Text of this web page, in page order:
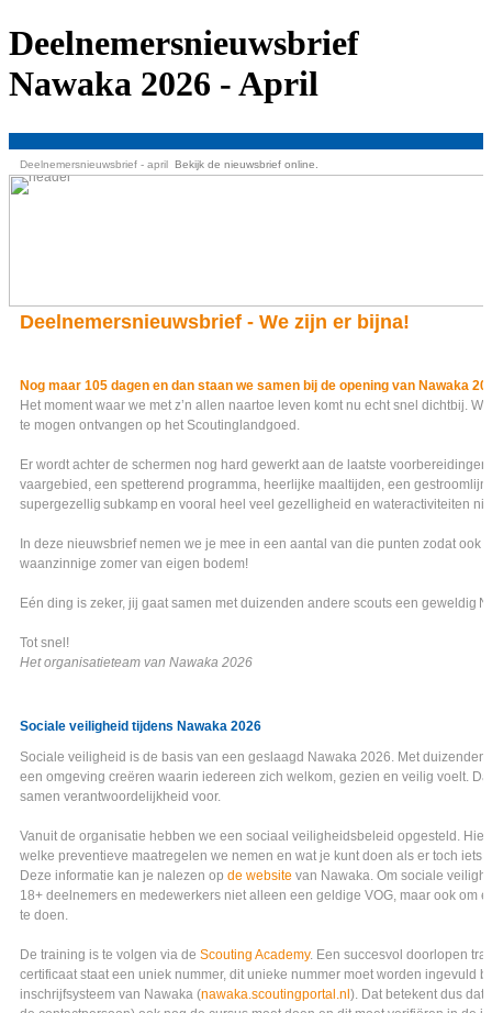
Deelnemersnieuwsbrief
Nawaka 2026 - April